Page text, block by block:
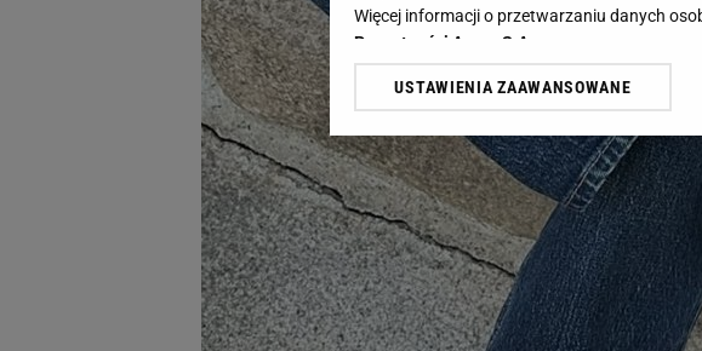
Więcej informacji o przetwarzaniu danych
Prywatności Agora S.A.
Klikając „Akceptuję” wyrażasz też zgodę na
dotyczące plików cookie, wywołując
odnośnik „Ustawienia prywatności ” w
plików cookie możliwa jest także za pomocą
My, nasi Zaufani Partnerzy i Agora S.A.
Użycie dokładnych danych
Przechowywanie informacji na urządzeniu
badnie odbiorców i ulepszanie usług. Lista
USTAWIENIA ZAAWANSOWANE